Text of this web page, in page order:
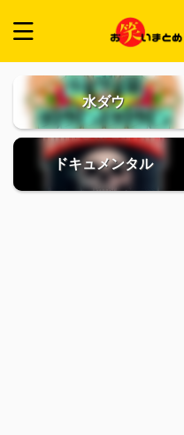
水ダウ
ドキュメンタル